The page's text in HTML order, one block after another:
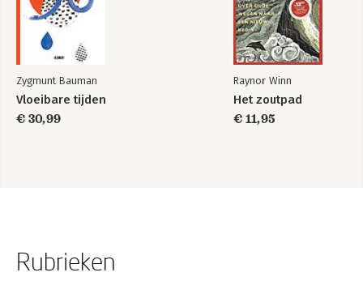
Dankwoord
Over de auteur
Zygmunt Bauman
Vloeibare tijden
€ 30,99
Raynor Winn
Het zoutpad
€ 11,95
Rubrieken